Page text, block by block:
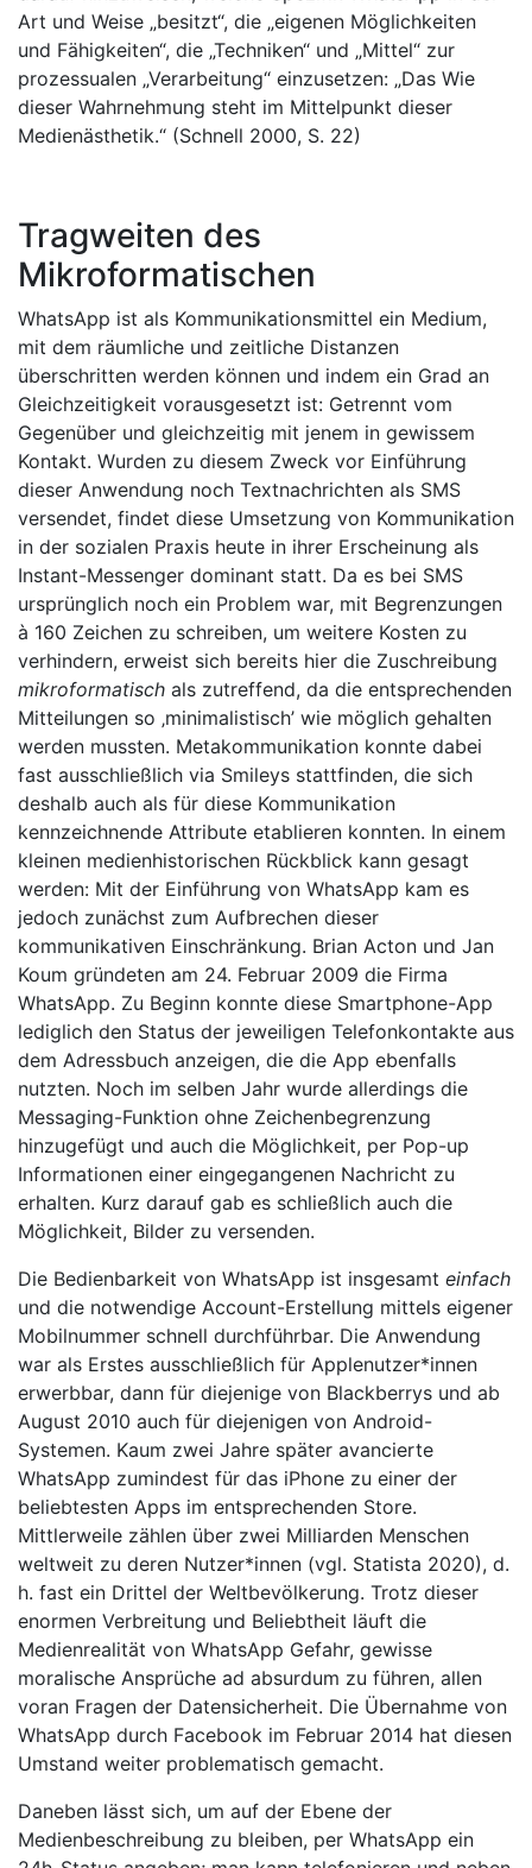
Art und Weise „besitzt“, die „eigenen Möglichkeiten
und Fähigkeiten“, die „Techniken“ und „Mittel“ zur
prozessualen „Verarbeitung“ einzusetzen: „Das Wie
dieser Wahrnehmung steht im Mittelpunkt dieser
Medienästhetik.“ (Schnell 2000, S. 22)
Tragweiten des
Mikroformatischen
WhatsApp ist als Kommunikationsmittel ein Medium,
mit dem räumliche und zeitliche Distanzen
überschritten werden können und indem ein Grad an
Gleichzeitigkeit vorausgesetzt ist: Getrennt vom
Gegenüber und gleichzeitig mit jenem in gewissem
Kontakt. Wurden zu diesem Zweck vor Einführung
dieser Anwendung noch Textnachrichten als SMS
versendet, findet diese Umsetzung von Kommunikation
in der sozialen Praxis heute in ihrer Erscheinung als
Instant-Messenger dominant statt. Da es bei SMS
ursprünglich noch ein Problem war, mit Begrenzungen
à 160 Zeichen zu schreiben, um weitere Kosten zu
verhindern, erweist sich bereits hier die Zuschreibung
mikroformatisch als zutreffend, da die entsprechenden
Mitteilungen so ‚minimalistisch’ wie möglich gehalten
werden mussten. Metakommunikation konnte dabei
fast ausschließlich via Smileys stattfinden, die sich
deshalb auch als für diese Kommunikation
kennzeichnende Attribute etablieren konnten. In einem
kleinen medienhistorischen Rückblick kann gesagt
werden: Mit der Einführung von WhatsApp kam es
jedoch zunächst zum Aufbrechen dieser
kommunikativen Einschränkung. Brian Acton und Jan
Koum gründeten am 24. Februar 2009 die Firma
WhatsApp. Zu Beginn konnte diese Smartphone-App
lediglich den Status der jeweiligen Telefonkontakte aus
dem Adressbuch anzeigen, die die App ebenfalls
nutzten. Noch im selben Jahr wurde allerdings die
Messaging-Funktion ohne Zeichenbegrenzung
hinzugefügt und auch die Möglichkeit, per Pop-up
Informationen einer eingegangenen Nachricht zu
erhalten. Kurz darauf gab es schließlich auch die
Möglichkeit, Bilder zu versenden.
Die Bedienbarkeit von WhatsApp ist insgesamt einfach
und die notwendige Account-Erstellung mittels eigener
Mobilnummer schnell durchführbar. Die Anwendung
war als Erstes ausschließlich für Applenutzer*innen
erwerbbar, dann für diejenige von Blackberrys und ab
August 2010 auch für diejenigen von Android-
Systemen. Kaum zwei Jahre später avancierte
WhatsApp zumindest für das iPhone zu einer der
beliebtesten Apps im entsprechenden Store.
Mittlerweile zählen über zwei Milliarden Menschen
weltweit zu deren Nutzer*innen (vgl. Statista 2020), d.
h. fast ein Drittel der Weltbevölkerung. Trotz dieser
enormen Verbreitung und Beliebtheit läuft die
Medienrealität von WhatsApp Gefahr, gewisse
moralische Ansprüche ad absurdum zu führen, allen
voran Fragen der Datensicherheit. Die Übernahme von
WhatsApp durch Facebook im Februar 2014 hat diesen
Umstand weiter problematisch gemacht.
Daneben lässt sich, um auf der Ebene der
Medienbeschreibung zu bleiben, per WhatsApp ein